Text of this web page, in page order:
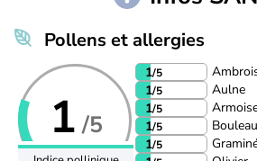
Pollens et allergies
1 /5
1/5
1/5
Aulne
1/5
1/5
Bouleau
1/5